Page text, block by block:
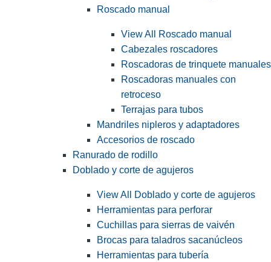
Roscado manual
View All Roscado manual
Cabezales roscadores
Roscadoras de trinquete manuales
Roscadoras manuales con
retroceso
Terrajas para tubos
Mandriles nipleros y adaptadores
Accesorios de roscado
Ranurado de rodillo
Doblado y corte de agujeros
View All Doblado y corte de agujeros
Herramientas para perforar
Cuchillas para sierras de vaivén
Brocas para taladros sacanúcleos
Herramientas para tubería